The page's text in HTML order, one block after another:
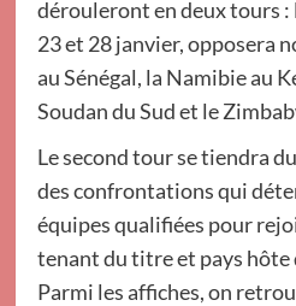
dérouleront en deux tours :
23 et 28 janvier, opposera
au Sénégal, la Namibie au
Soudan du Sud et le
Le second tour se tiendra
des confrontations qui
équipes qualifiées pour
tenant du titre et pays
Parmi les affiches, on